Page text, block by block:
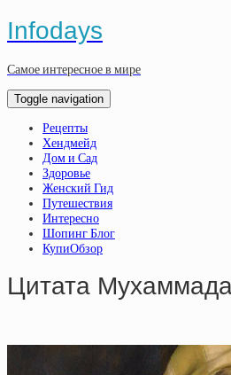
Infodays
Самое интересное в мире
Toggle navigation
Рецепты
Хендмейд
Дом и Сад
Здоровье
Женский Гид
Путешествия
Интересно
Шопинг Блог
КупиОбзор
Цитата